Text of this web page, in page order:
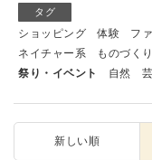
タグ
ショッピング 体験 フ
ネイチャー系
ものづく
祭り・イベント
自然
新しい順